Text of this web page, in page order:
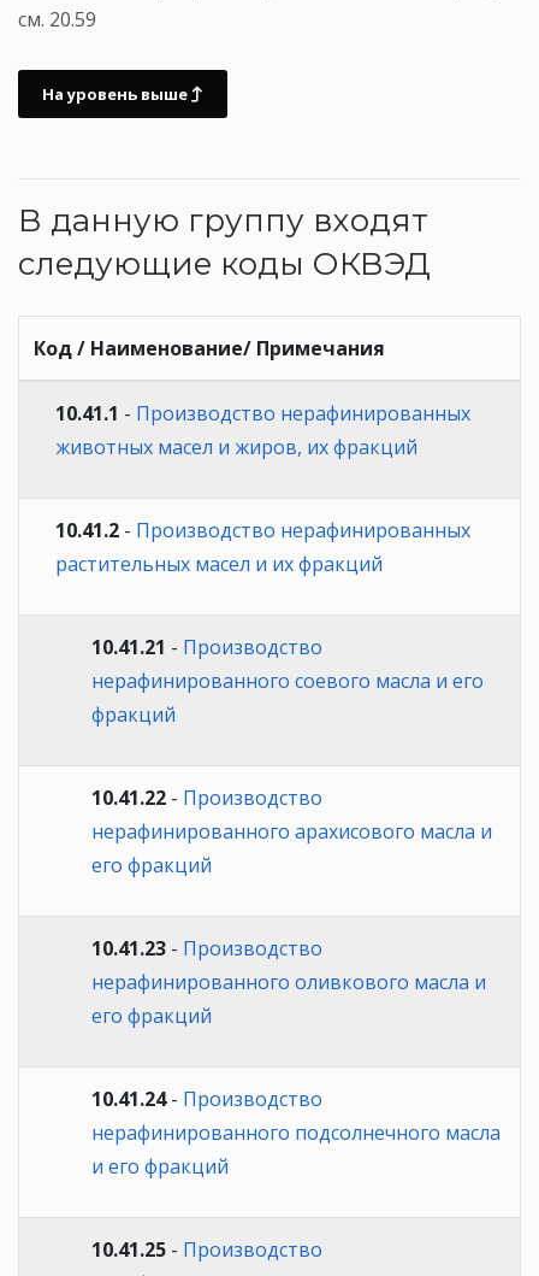
см. 20.59
На уровень выше
В данную группу входят
следующие коды ОКВЭД
Код / Наименование/ Примечания
10.41.1 - Производство нерафинированных
животных масел и жиров, их фракций
10.41.2 - Производство нерафинированных
растительных масел и их фракций
10.41.21 - Производство
нерафинированного соевого масла и его
фракций
10.41.22 - Производство
нерафинированного арахисового масла и
его фракций
10.41.23 - Производство
нерафинированного оливкового масла и
его фракций
10.41.24- Производство
нерафинированного подсолнечного масла
и его фракций
10.41.25 - Производство